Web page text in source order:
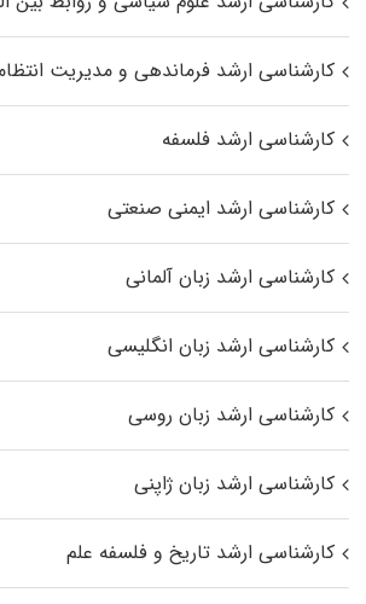
کارشناسی ارشد فرماندهی و مدیریت
کارشناسی ارشد فلسفه
کارشناسی ارشد ایمنی صنعتی
کارشناسی ارشد زبان آلمانی
کارشناسی ارشد زبان انگلیسی
کارشناسی ارشد زبان روسی
کارشناسی ارشد زبان ژاپنی
کارشناسی ارشد تاریخ و فلسفه علم